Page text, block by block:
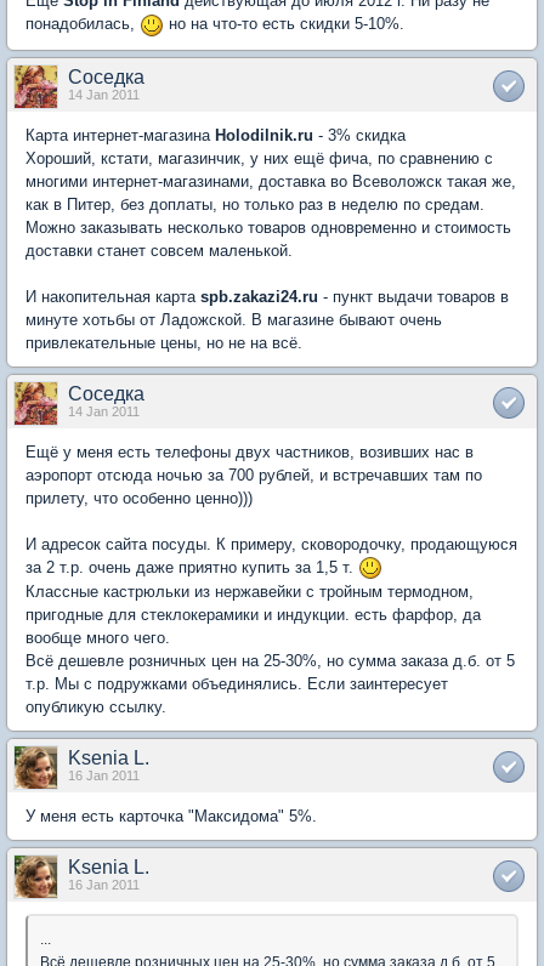
понадобилась,
но на что-то есть скидки 5-10%.
Соседка
14 Jan 2011
Карта интернет-магазина Holodilnik.ru - 3% скидка
Хороший, кстати, магазинчик, у них ещё фича, по сравнению с
многими интернет-магазинами, доставка во Всеволожск такая же,
как в Питер, без доплаты, но только раз в неделю по средам.
Можно заказывать несколько товаров одновременно и стоимость
доставки станет совсем маленькой.
И накопительная карта spb.zakazi24.ru - пункт выдачи товаров в
минуте хотьбы от Ладожской. В магазине бывают очень
привлекательные цены, но не на всё.
Соседка
14 Jan 2011
Ещё у меня есть телефоны двух частников, возивших нас в
аэропорт отсюда ночью за 700 рублей, и встречавших там по
прилету, что особенно ценно)))
И адресок сайта посуды. К примеру, сковородочку, продающуюся
за 2 т.р. очень даже приятно купить за 1,5 т.
Классные кастрюльки из нержавейки с тройным термодном,
пригодные для стеклокерамики и индукции. есть фарфор, да
вообще много чего.
Всё дешевле розничных цен на 25-30%, но сумма заказа д.б. от 5
т.р. Мы с подружками объединялись. Если заинтересует
опубликую ссылку.
Ksenia L.
16 Jan 2011
У меня есть карточка "Максидома" 5%.
Ksenia L.
16 Jan 2011
...